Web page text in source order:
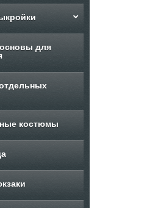
для
костюмы